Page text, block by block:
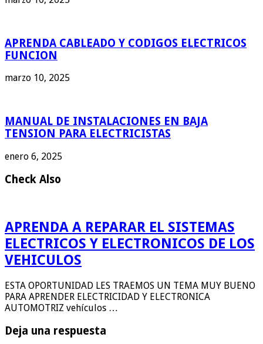
APRENDA CABLEADO Y CODIGOS ELECTRICOS
FUNCION
marzo 10, 2025
MANUAL DE INSTALACIONES EN BAJA
TENSION PARA ELECTRICISTAS
enero 6, 2025
Check Also
APRENDA A REPARAR EL SISTEMAS
ELECTRICOS Y ELECTRONICOS DE LOS
VEHICULOS
ESTA OPORTUNIDAD LES TRAEMOS UN TEMA MUY BUENO
PARA APRENDER ELECTRICIDAD Y ELECTRONICA
AUTOMOTRIZ vehículos …
Deja una respuesta